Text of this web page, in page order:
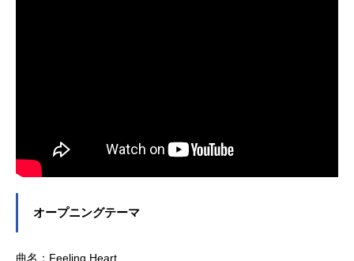
オープニングテーマ
曲名：Feeling Heart